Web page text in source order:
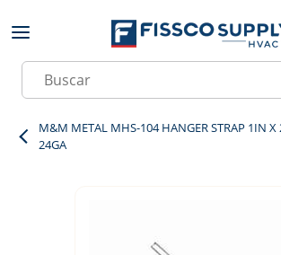
Skip to main content
Site Search
M&M METAL MHS-104 HANGER STRAP 1IN X
24GA